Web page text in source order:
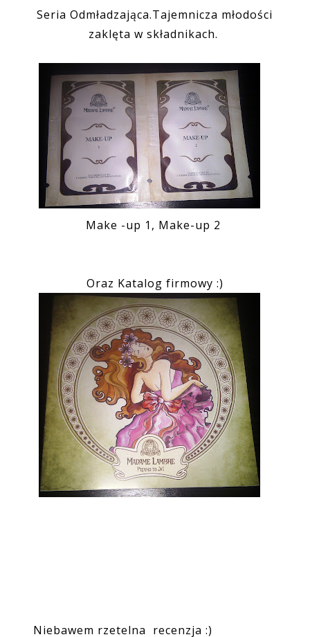
Seria Odmładzająca.Tajemnicza młodości
zaklęta w składnikach.
Make -up 1, Make-up 2
Oraz Katalog firmowy :)
Niebawem rzetelna recenzja :)